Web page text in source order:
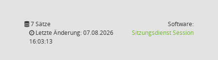
7 Sätze
Letzte Änderung: 07.08.2026
16:03:13
Software:
SitzungsdienstSession(Wird in